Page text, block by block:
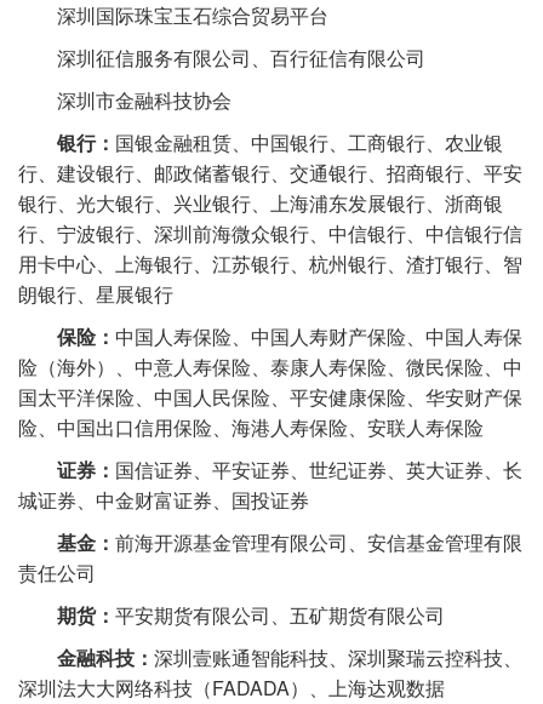
深圳国际珠宝玉石综合贸易平台
深圳征信服务有限公司、百行征信有限公司
深圳市金融科技协会
银行： 国银金融租赁、中国银行、工商银行、农业银
行、建设银行、邮政储蓄银行、交通银行、招商银行、平安
银行、光大银行、兴业银行、上海浦东发展银行、浙商银
行、宁波银行、深圳前海微众银行、中信银行、中信银行信
用卡中心、上海银行、江苏银行、杭州银行、渣打银行、智
朗银行、星展银行
保险： 中国人寿保险、中国人寿财产保险、中国人寿保
险（海外）、中意人寿保险、泰康人寿保险、微民保险、中
国太平洋保险、中国人民保险、平安健康保险、华安财产保
险、中国出口信用保险、海港人寿保险、安联人寿保险
证券： 国信证券、平安证券、世纪证券、英大证券、长
城证券、中金财富证券、国投证券
基金： 前海开源基金管理有限公司、安信基金管理有限
责任公司
期货： 平安期货有限公司、五矿期货有限公司
金融科技： 深圳壹账通智能科技、深圳聚瑞云控科技、
深圳法大大网络科技（FADADA）、上海达观数据